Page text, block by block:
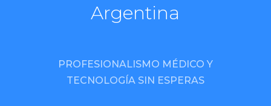
Argentina
PROFESIONALISMO MÉDICO Y
TECNOLOGÍA SIN ESPERAS